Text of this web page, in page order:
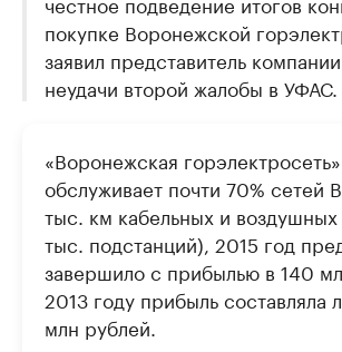
покупке Воронежской
заявил представитель
неудачи второй жалобы в УФАС.
«Воронежская горэлектросеть»
обслуживает почти 70% сетей
тыс. км кабельных и
тыс. подстанций), 2015 год
завершило с прибылью в 140
2013 году прибыль составляла
млн рублей.